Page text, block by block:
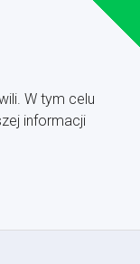
W tym celu
informacji